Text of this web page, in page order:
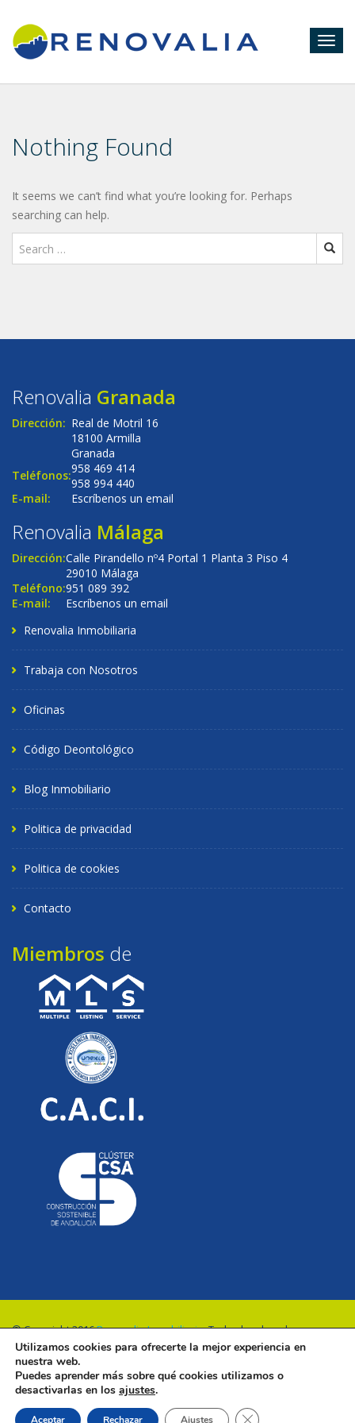
Nothing Found
It seems we can’t find what you’re looking for. Perhaps
searching can help.
Renovalia Granada
Dirección: Real de Motril 16
18100 Armilla
Granada
Teléfonos:958 469 414
958 994 440
E-mail:
Escríbenos un email
Renovalia Málaga
Dirección:Calle Pirandello nº4 Portal 1 Planta 3 Piso 4
29010 Málaga
Teléfono:951 089 392
E-mail:
Escríbenos un email
Renovalia Inmobiliaria
Trabaja con Nosotros
Oficinas
Código Deontológico
Blog Inmobiliario
Politica de privacidad
Politica de cookies
Contacto
Miembros de
© Copyright 2016Renovalia Inmobiliaria. Todos los derechos
reservados.
Utilizamos cookies para ofrecerte la mejor experiencia en
nuestra web.
Puedes aprender más sobre qué cookies utilizamos o
desactivarlas en los ajustes.
Aceptar Rechazar Ajustes Cerrar el banner de